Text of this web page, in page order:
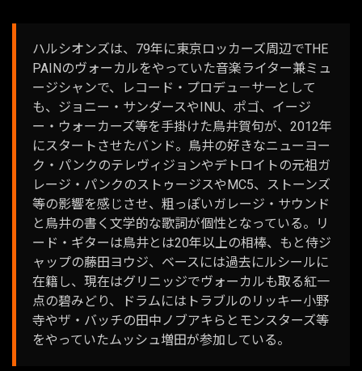
ハルシオンズは、79年に東京ロッカーズ周辺でTHE
PAINのヴォーカルをやっていた音楽ライター兼ミュ
ージシャンで、レコード・プロデュ－サーとして
も、ジョニー・サンダースやINU、ポゴ、イージ
ー・ウォーカーズ等を手掛けた鳥井賀句が、2012年
にスタートさせたバンド。鳥井の好きなニューヨー
ク・パンクのテレヴィジョンやデトロイトの元祖ガ
レージ・パンクのストゥージスやMC5、ストーンズ
等の影響を感じさせ、粗っぽいガレージ・サウンド
と鳥井の書く文学的な歌詞が個性となっている。リ
ード・ギターは鳥井とは20年以上の相棒、もと侍ジ
ャップの藤田ヨウジ、ベースには過去にルシールに
在籍し、現在はグリニッジでヴォーカルも取る紅一
点の碧みどり、ドラムにはトラブルのリッキー小野
寺やザ・バッチの田中ノブアキらとモンスターズ等
をやっていたムッシュ増田が参加している。